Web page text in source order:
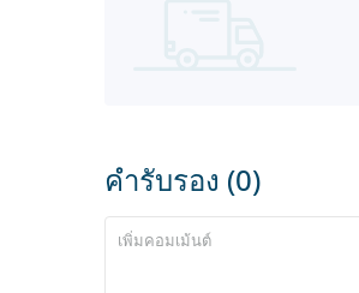
คำรับรอง (0)